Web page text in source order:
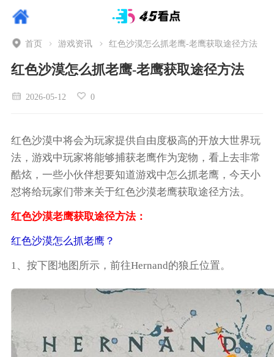
首页 游戏资讯 红色沙漠怎么抓老鹰-老鹰获取途径方法
红色沙漠怎么抓老鹰-老鹰获取途径方法
2026-05-12 0
红色沙漠中将会为玩家提供自由度极高的开放大世界玩
法，游戏中玩家将能够捕获老鹰作为宠物，看上去非常
酷炫，一些小伙伴想要知道游戏中怎么抓老鹰，今天小
怼将给玩家们带来关于红色沙漠老鹰获取途径方法。
红色沙漠老鹰获取途径方法：
红色沙漠怎么抓老鹰？
1、按下图地图所示，前往Hernand的狼丘位置。